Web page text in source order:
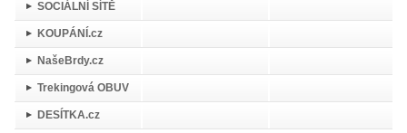
SOCIÁLNÍ SÍTĚ
KOUPÁNÍ.cz
NašeBrdy.cz
Trekingová OBUV
DESÍTKA.cz